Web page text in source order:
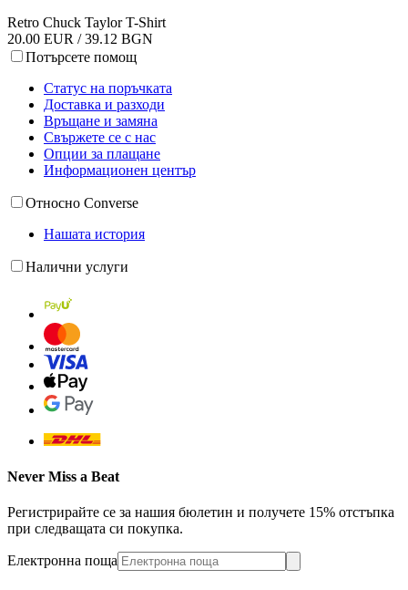
Retro Chuck Taylor T-Shirt
20.00 EUR / 39.12 BGN
Потърсете помощ
Статус на поръчката
Доставка и разходи
Връщане и замяна
Свържете се с нас
Опции за плащане
Информационен център
Относно Converse
Нашата история
Налични услуги
Never Miss a Beat
Регистрирайте се за нашия бюлетин и получете 15% отстъпка
при следващата си покупка.
Електронна поща